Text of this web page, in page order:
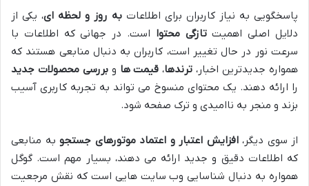
پاسخگویی به نیاز کاربران برای اطلاعاتبه روز و لحظه ای، یکی از
دلایل اصلی اهمیتتازگی محتوا است. در جهانی که اطلاعات با
سرعت نور در حال تغییر است، کاربران به دنبال منابعی هستند که
همواره جدیدترین اخبار، ترندها، قیمت ها وبررسی محصولات جدید
را ارائه دهند. یک محتوای منسوخ می تواند به تجربه کاربری آسیب
بزند و منجر به ناامیدی و ترک صفحه شود.
از سوی دیگر،افزایش اعتبار و اعتماد موتورهای جستجو به منابعی
که اطلاعات دقیق و جدید ارائه می دهند، بسیار مهم است. گوگل
همواره به دنبال شناسایی وب سایت هایی است که نقش مرجعیت